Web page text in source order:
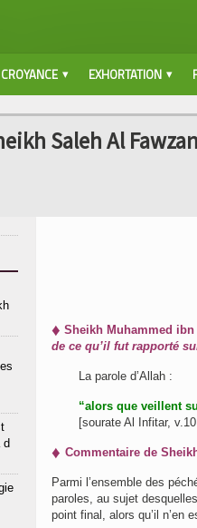
EXHORTATION
Saleh Al
♦ Sheikh Muhammed
de ce qu’il fut rapporté
La parole d’Allah :
“alors que veillent
[sourate Al Infitar,
♦
Parmi l’ensemble des
paroles, au sujet
point final, alors qu’il n’en
d